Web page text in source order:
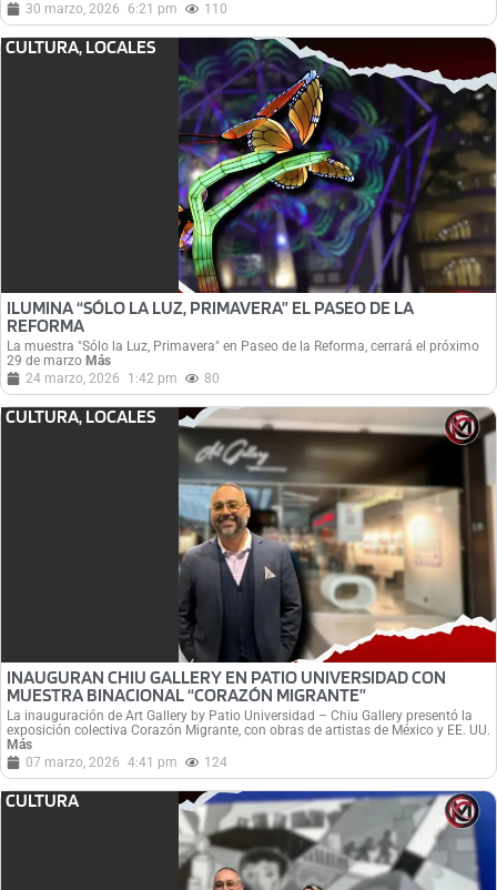
30 marzo, 2026
6:21 pm 110
CULTURA, LOCALES
ILUMINA “SÓLO LA LUZ, PRIMAVERA” EL PASEO DE LA
REFORMA
La muestra "Sólo la Luz, Primavera" en Paseo de la Reforma, cerrará el próximo
29 de marzo Más
24 marzo, 2026
1:42 pm 80
CULTURA, LOCALES
INAUGURAN CHIU GALLERY EN PATIO UNIVERSIDAD CON
MUESTRA BINACIONAL “CORAZÓN MIGRANTE”
La inauguración de Art Gallery by Patio Universidad – Chiu Gallery presentó la
exposición colectiva Corazón Migrante, con obras de artistas de México y EE. UU.
Más
07 marzo, 2026 4:41 pm 124
CULTURA